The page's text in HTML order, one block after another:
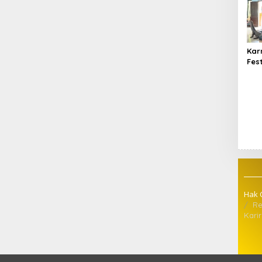
Hak
Karir